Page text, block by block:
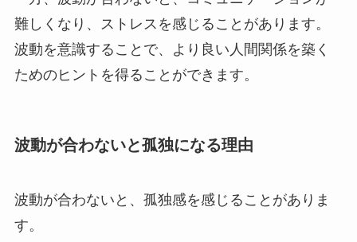
難しくなり、ストレスを感じることがあります。
波動を意識することで、より良い人間関係を築く
ためのヒントを得ることができます。
波動が合わないと孤独になる理由
波動が合わないと、孤独感を感じることがありま
す。